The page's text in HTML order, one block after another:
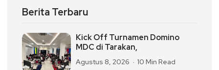
Berita Terbaru
Kick Off Turnamen Domino
MDC di Tarakan,
Agustus 8, 2026 10 Min Read